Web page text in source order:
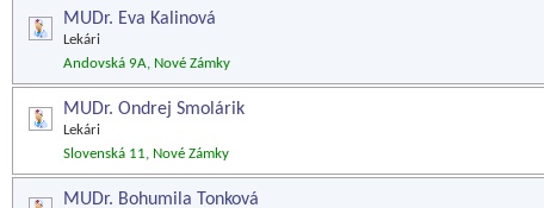
MUDr. Eva Kalinová
Lekári
Andovská 9A, Nové Zámky
MUDr. Ondrej Smolárik
Lekári
Slovenská 11, Nové Zámky
MUDr. Bohumila Tonková